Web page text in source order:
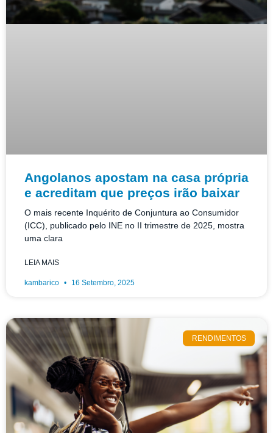
Angolanos apostam na casa própria
e acreditam que preços irão baixar
O mais recente Inquérito de Conjuntura ao Consumidor
(ICC), publicado pelo INE no II trimestre de 2025, mostra
uma clara
LEIA MAIS
kambarico 16 Setembro, 2025
RENDIMENTOS